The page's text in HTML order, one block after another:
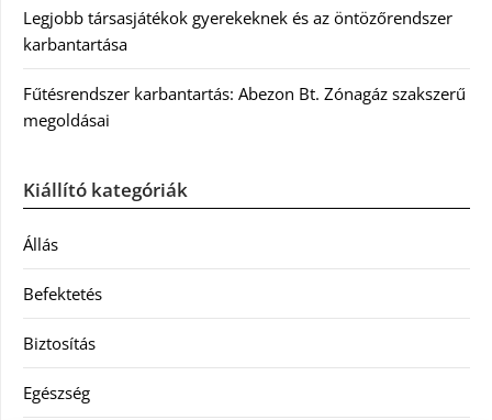
Legjobb társasjátékok gyerekeknek és az öntözőrendszer
karbantartása
Fűtésrendszer karbantartás: Abezon Bt. Zónagáz szakszerű
megoldásai
Kiállító kategóriák
Állás
Befektetés
Biztosítás
Egészség